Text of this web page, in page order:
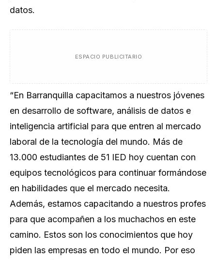
datos.
ESPACIO PUBLICITARIO
“En Barranquilla capacitamos a nuestros jóvenes
en desarrollo de software, análisis de datos e
inteligencia artificial para que entren al mercado
laboral de la tecnología del mundo. Más de
13.000 estudiantes de 51 IED hoy cuentan con
equipos tecnológicos para continuar formándose
en habilidades que el mercado necesita.
Además, estamos capacitando a nuestros profes
para que acompañen a los muchachos en este
camino. Estos son los conocimientos que hoy
piden las empresas en todo el mundo. Por eso